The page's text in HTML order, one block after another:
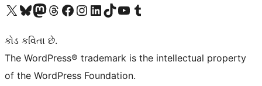
અમારા X (અગાઉ ટ્વિટર) એકાઉન્ટની મુલાકાત લોઅમારા Bluesky એકાઉન્ટની મુલાકાત લોઅમારા માસ્ટોડોન એકાઉન્ટની મુલાકાત લોઅમારા Threads એકાઉન્ટની મુલાકાત લો અમારા ફેસબુક પેજની મુલાકાત લોઅમારા ઇન્સ્ટાગ્રામ એકાઉન્ટની મુલાકાત લો અમારા LinkedIn એકાઉન્ટની મુલાકાત લોઅમારા TikTok એકાઉન્ટની મુલાકાત લોઅમારી YouTube ચેનલની મુલાકાત લો અમારા Tumblr એકાઉન્ટની મુલાકાત લો
કોડ કવિતા છે.
The WordPress® trademark is the intellectual property
of the WordPress Foundation.